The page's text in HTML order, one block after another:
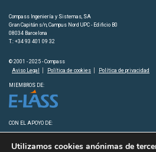
Compass Ingeniería y Sistemas, SA
Gran Capitán s/n, Campus Nord UPC - Edificio B0
08034 Barcelona
T.: +34 93 401 09 32
© 2001 - 2025 - Compass
Aviso Legal
Política de cookies Política de privacidad
MIEMBROS DE:
CON EL APOYO DE:
Utilizamos cookies anónimas de